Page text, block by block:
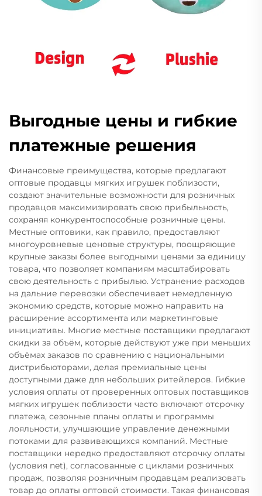
Выгодные цены и гибкие
платежные решения
Финансовые преимущества, которые предлагают
оптовые продавцы мягких игрушек поблизости,
создают значительные возможности для розничных
продавцов максимизировать свою прибыльность,
сохраняя конкурентоспособные розничные цены.
Местные оптовики, как правило, предоставляют
многоуровневые ценовые структуры, поощряющие
крупные заказы более выгодными ценами за единицу
товара, что позволяет компаниям масштабировать
свою деятельность с прибылью. Устранение расходов
на дальние перевозки обеспечивает немедленную
экономию средств, которые можно направить на
расширение ассортимента или маркетинговые
инициативы. Многие местные поставщики предлагают
скидки за объём, которые действуют уже при меньших
объёмах заказов по сравнению с национальными
дистрибьюторами, делая премиальные цены
доступными даже для небольших ритейлеров. Гибкие
условия оплаты от проверенных оптовых поставщиков
мягких игрушек поблизости часто включают отсрочку
платежа, сезонные планы оплаты и программы
лояльности, улучшающие управление денежными
потоками для развивающихся компаний. Местные
поставщики нередко предоставляют отсрочку оплаты
(условия net), согласованные с циклами розничных
продаж, позволяя розничным продавцам реализовать
товар до оплаты оптовой стоимости. Такая финансовая